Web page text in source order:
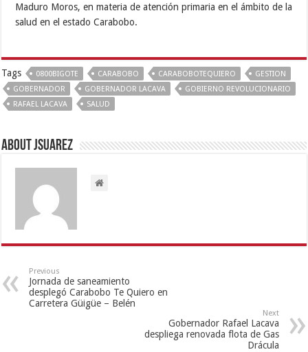
Maduro Moros, en materia de atención primaria en el ámbito de la
salud en el estado Carabobo.
Tags 0800BIGOTE CARABOBO CARABOBOTEQUIERO
GESTION
GOBERNADOR
GOBERNADOR LACAVA
GOBIERNO REVOLUCIONARIO
RAFAEL LACAVA
SALUD
About Jsuarez
Previous
Jornada de saneamiento
desplegó Carabobo Te Quiero en
Carretera Güigüe – Belén
Next
Gobernador Rafael Lacava
despliega renovada flota de Gas
Drácula